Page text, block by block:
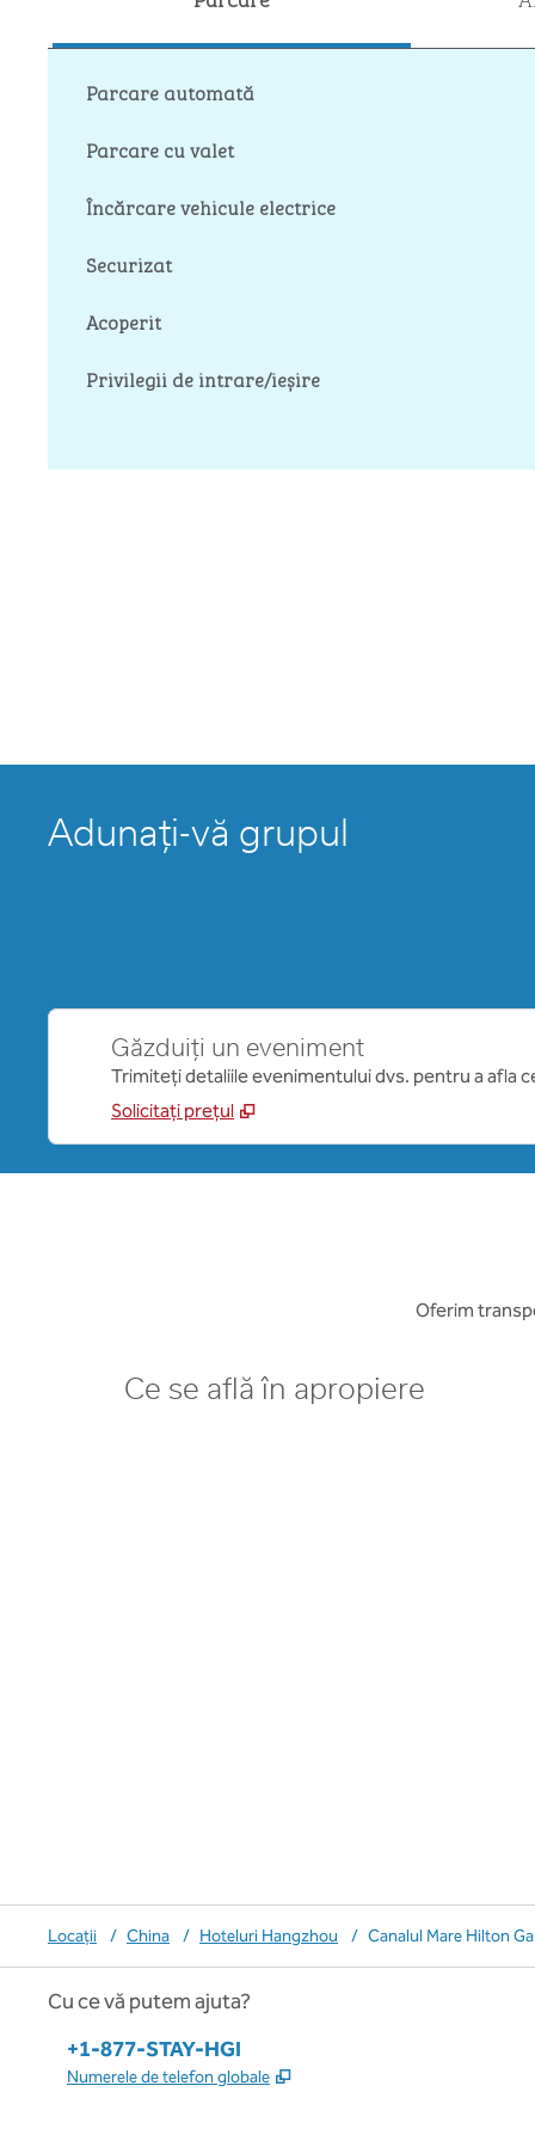
Parcare automată
Parcare cu valet
Încărcare vehicule electrice
Securizat
Acoperit
Privilegii de intrare/ieșire
Adunați-vă grupul
Găzduiți un eveniment
Trimiteți detaliile evenimentului dvs. pentru a afla
Solicitați prețul
Oferim
Ce se află în apropiere
Locații / China / Hoteluri Hangzhou / Canalul Mare Hilton
Cu ce vă putem ajuta?
Telefon:
+1-877-STAY-HGI
Numerele de telefon globale ,